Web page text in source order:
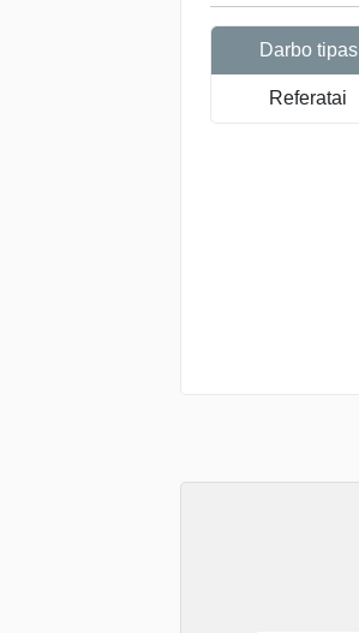
Darbo tipas
Referatai